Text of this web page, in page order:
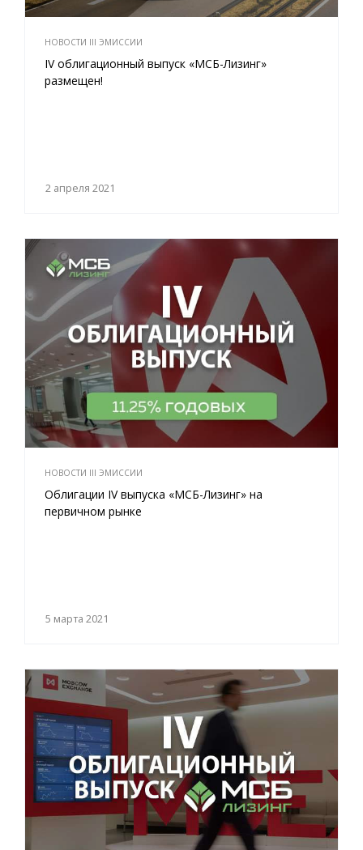
НОВОСТИ III ЭМИССИИ
IV облигационный выпуск «МСБ-Лизинг»
размещен!
2 апреля 2021
НОВОСТИ III ЭМИССИИ
Облигации IV выпуска «МСБ-Лизинг» на
первичном рынке
5 марта 2021